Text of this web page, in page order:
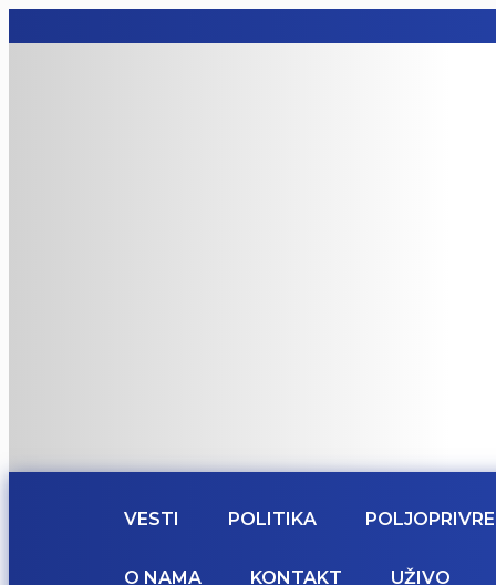
VESTI POLITIKA
O NAMA KONTAKT UŽIVO